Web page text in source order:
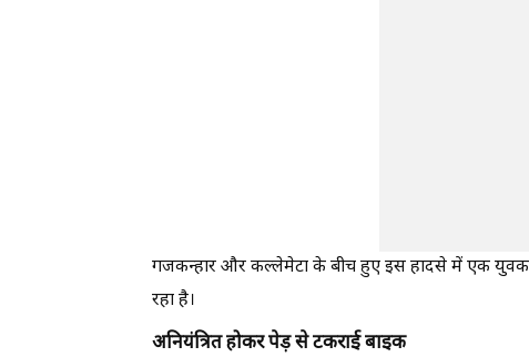
गजकन्हार और कल्लेमेटा के बीच हुए इस हादसे में एक
रहा है।
अनियंत्रित होकर पेड़ से टकराई बाइक